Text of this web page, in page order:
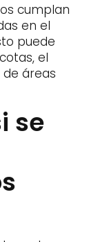
cumplan
en el
puede
el
áreas
se